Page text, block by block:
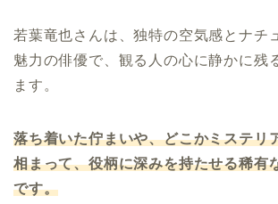
若葉竜也さんは、独特の空気感とナチ
魅力の俳優で、観る人の心に静かに残
ます。
落ち着いた佇まいや、どこかミステリ
相まって、役柄に深みを持たせる稀有
です。